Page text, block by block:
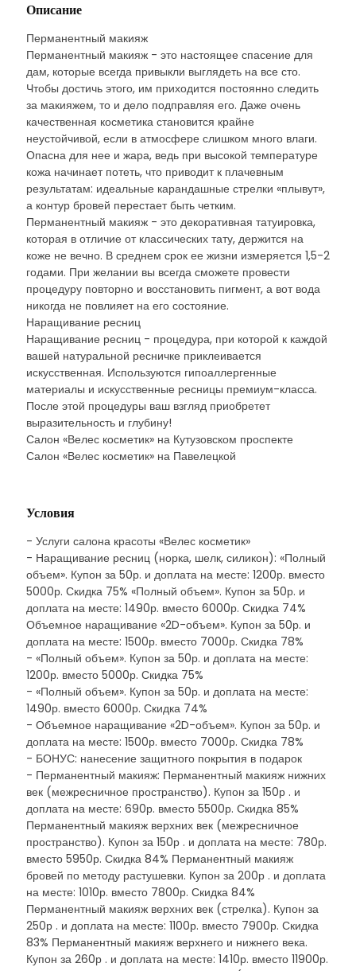
Описание
Перманентный макияж
Перманентный макияж - это настоящее спасение для
дам, которые всегда привыкли выглядеть на все сто.
Чтобы достичь этого, им приходится постоянно следить
за макияжем, то и дело подправляя его. Даже очень
качественная косметика становится крайне
неустойчивой, если в атмосфере слишком много влаги.
Опасна для нее и жара, ведь при высокой температуре
кожа начинает потеть, что приводит к плачевным
результатам: идеальные карандашные стрелки «плывут»,
а контур бровей перестает быть четким.
Перманентный макияж - это декоративная татуировка,
которая в отличие от классических тату, держится на
коже не вечно. В среднем срок ее жизни измеряется 1,5-2
годами. При желании вы всегда сможете провести
процедуру повторно и восстановить пигмент, а вот вода
никогда не повлияет на его состояние.
Наращивание ресниц
Наращивание ресниц - процедура, при которой к каждой
вашей натуральной ресничке приклеивается
искусственная. Используются гипоаллергенные
материалы и искусственные ресницы премиум-класса.
После этой процедуры ваш взгляд приобретет
выразительность и глубину!
Салон «Велес косметик» на Кутузовском проспекте
Салон «Велес косметик» на Павелецкой
Условия
- Услуги салона красоты «Велес косметик»
- Наращивание ресниц (норка, шелк, силикон): «Полный
объем». Купон за 50р. и доплата на месте: 1200р. вместо
5000р. Скидка 75% «Полный объем». Купон за 50р. и
доплата на месте: 1490р. вместо 6000р. Скидка 74%
Объемное наращивание «2D-объем». Купон за 50р. и
доплата на месте: 1500р. вместо 7000р. Скидка 78%
- «Полный объем». Купон за 50р. и доплата на месте:
1200р. вместо 5000р. Скидка 75%
- «Полный объем». Купон за 50р. и доплата на месте:
1490р. вместо 6000р. Скидка 74%
- Объемное наращивание «2D-объем». Купон за 50р. и
доплата на месте: 1500р. вместо 7000р. Скидка 78%
- БОНУС: нанесение защитного покрытия в подарок
- Перманентный макияж: Перманентный макияж нижних
век (межресничное пространство). Купон за 150р . и
доплата на месте: 690р. вместо 5500р. Скидка 85%
Перманентный макияж верхних век (межресничное
пространство). Купон за 150р . и доплата на месте: 780р.
вместо 5950р. Скидка 84% Перманентный макияж
бровей по методу растушевки. Купон за 200р . и доплата
на месте: 1010р. вместо 7800р. Скидка 84%
Перманентный макияж верхних век (стрелка). Купон за
250р . и доплата на месте: 1100р. вместо 7900р. Скидка
83% Перманентный макияж верхнего и нижнего века.
Купон за 260р . и доплата на месте: 1410р. вместо 11900р.